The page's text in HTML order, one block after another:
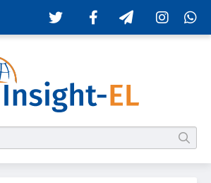
TwitterFacebookTelegramInstagram
табу